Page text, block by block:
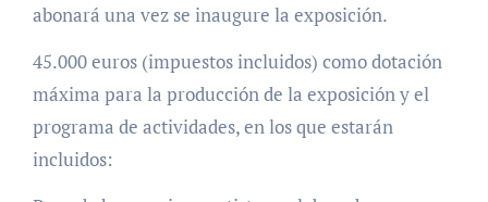
abonará una vez se inaugure la exposición.
45.000 euros (impuestos incluidos) como dotación
máxima para la producción de la exposición y el
programa de actividades, en los que estarán
incluidos: